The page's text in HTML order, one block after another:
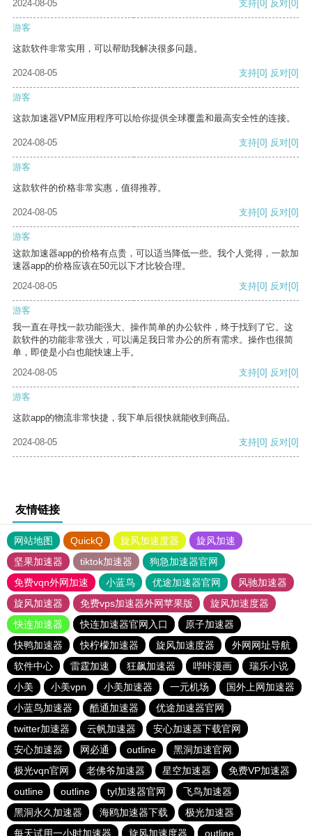
2024-08-05
支持[0] 反对[0]
游客
这款软件非常实用，可以帮助我解决很多问题。
2024-08-05 支持[0] 反对[0]
游客
这款加速器VPM应用程序可以给你提供全球覆盖和最高安全性的连接。
2024-08-05 支持[0] 反对[0]
游客
这款软件的价格非常实惠，值得推荐。
2024-08-05 支持[0] 反对[0]
游客
这款加速器app的价格有点贵，可以适当降低一些。我个人觉得，一款加
速器app的价格应该在50元以下才比较合理。
2024-08-05
支持[0] 反对[0]
游客
我一直在寻找一款功能强大、操作简单的办公软件，终于找到了它。这
款软件的功能非常强大，可以满足我日常办公的所有需求。操作也很简
单，即使是小白也能快速上手。
2024-08-05
支持[0] 反对[0]
游客
这款app的物流非常快捷，我下单后很快就能收到商品。
2024-08-05 支持[0] 反对[0]
友情链接
网站地图 QuickQ 旋风加速度器
旋风加速
坚果加速器
tiktok加速器
狗急加速器官网
免费vqn外网加速
小蓝鸟 优途加速器官网
风驰加速器
旋风加速器
免费vps加速器外网苹果版
旋风加速度器
快连加速器
快连加速器官网入口
原子加速器
快鸭加速器
快柠檬加速器 旋风加速度器
外网网址导航
软件中心
雷霆加速 狂飙加速器 哔咔漫画
瑞乐小说
小美
小美vpn 小美加速器 一元机场
国外上网加速器
小蓝鸟加速器
酷通加速器
优途加速器官网
twitter加速器
云帆加速器
安心加速器下载官网
安心加速器
网必通 outline
黑洞加速官网
极光vqn官网
老佛爷加速器 星空加速器
免费VP加速器
outline
outline tyl加速器官网
飞鸟加速器
黑洞永久加速器
海鸥加速器下载
极光加速器
每天试用一小时加速器
旋风加速度器 outline